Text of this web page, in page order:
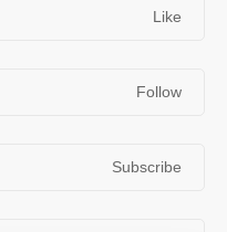
Like
Follow
Subscribe